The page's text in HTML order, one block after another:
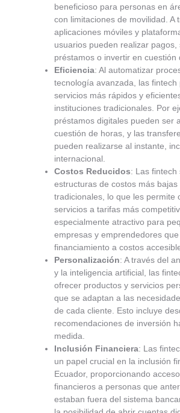
beneficioso para personas en
con limitaciones de movilidad. A
aplicaciones móviles y
usuarios pueden realizar pagos,
préstamos o invertir en cuestión
Eficiencia: Al automatizar
tecnología avanzada, las
servicios más rápidos y
instituciones tradicionales. Por
préstamos digitales pueden ser
cuestión de horas, y las
pueden realizarse al instante,
internacional.
Costos Reducidos: Las fintech
estructuras de costos más
tradicionales, lo que les permite
servicios a tarifas más
especialmente atractivo para
empresas y emprendedores
financiamiento a costos
Personalización: A través del
y la inteligencia artificial, las
ofrecer productos y servicios
que se adaptan a las
de cada cliente. Esto incluye
recomendaciones de inversión
medida.
Inclusión Financiera: Las
un papel crucial en la inclusión
Ecuador, proporcionando
financieros a personas que
estaban fuera del sistema